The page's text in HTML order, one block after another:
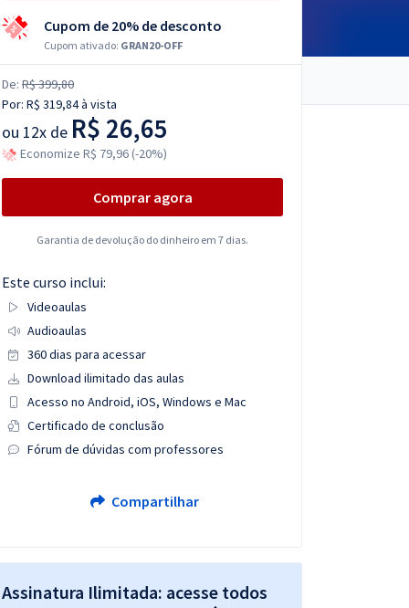
Cupom de 20% de desconto
Cupom ativado: GRAN20-OFF
De: R$ 399,80
Por: R$ 319,84à vista
ou 12x de R$ 26,65
Economize R$ 79,96 (-20%)
Comprar agora
Garantia de devolução do dinheiro em 7 dias.
Este curso inclui:
Videoaulas
Audioaulas
360 dias para acessar
Download ilimitado das aulas
Acesso no Android, iOS, Windows e Mac
Certificado de conclusão
Fórum de dúvidas com professores
Compartilhar
Assinatura Ilimitada: acesse todos